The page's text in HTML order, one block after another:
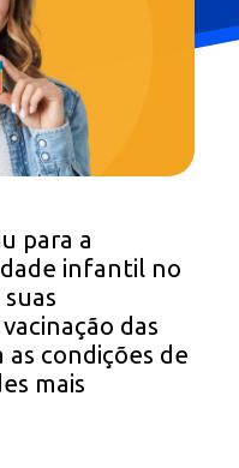
para a
infantil no
das
as condições de
mais